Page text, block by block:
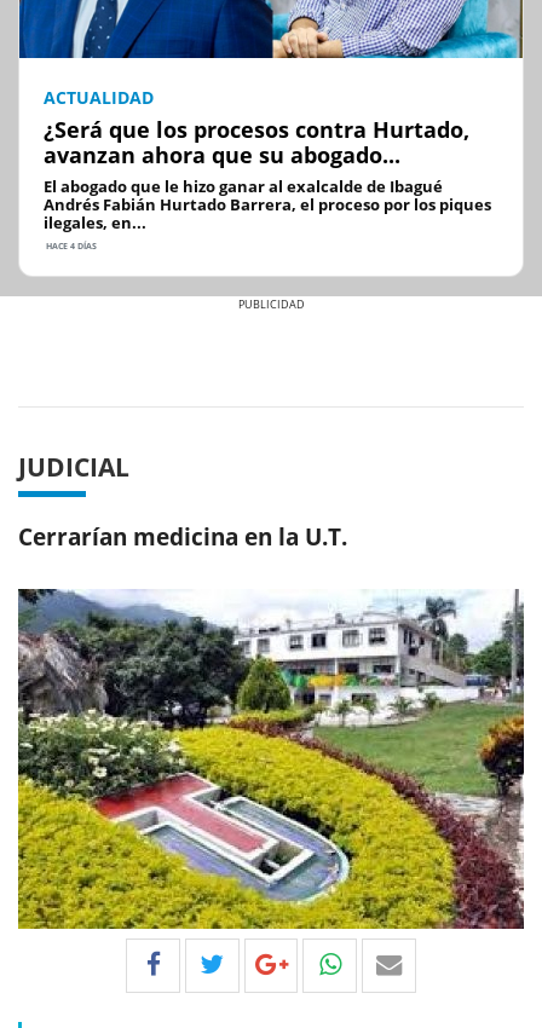
ACTUALIDAD
¿Será que los procesos contra Hurtado,
avanzan ahora que su abogado...
El abogado que le hizo ganar al exalcalde de Ibagué
Andrés Fabián Hurtado Barrera, el proceso por los piques
ilegales, en...
HACE 4 DÍAS
JUDICIAL
Cerrarían medicina en la U.T.